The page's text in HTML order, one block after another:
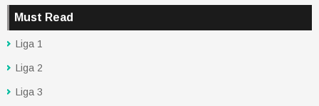
Must Read
Liga 1
Liga 2
Liga 3